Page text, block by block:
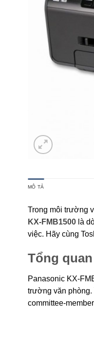
MÔ TẢ
Trong môi trường
KX-FMB1500 là
việc. Hãy cùng
Tổng
Panasonic KX-
trường văn phòng.
committee-